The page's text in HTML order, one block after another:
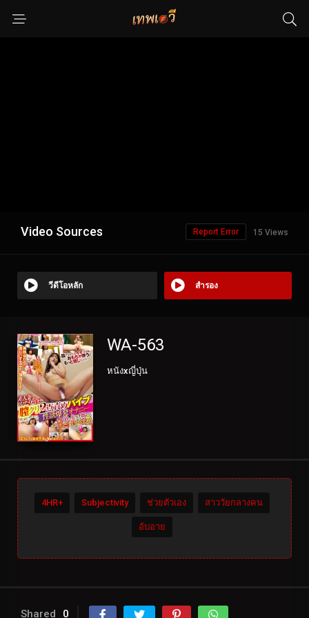
Video Sources 15 Views
Report Error
วีดีโอหลัก สำรอง
WA-563
หนังxญี่ปุ่น
4HR+ Subjectivity ช่วยตัวเอง สาววัยกลางคน
อับอาย
Shared 0